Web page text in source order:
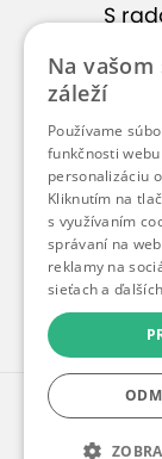
S
keď
©
Na
záleží
Používame
funkčnosti
personalizáciu
Kliknutím na
s využívaním
správaní na
reklamy na
sieťach a